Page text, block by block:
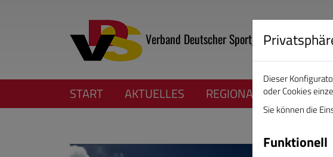
Verband Deutscher Sportjournalisten e.V.
START AKTUELLES REGIONALVEREINE
Dieser
oder Cookies
Sie können die
Funktionell